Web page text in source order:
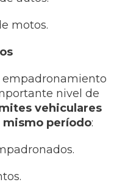
motos.
empadronamiento
nivel de
vehiculares
mismo período: